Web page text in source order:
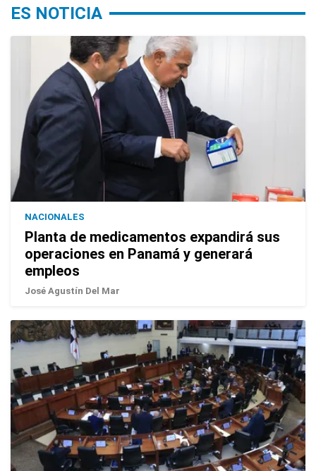
ES NOTICIA
NACIONALES
Planta de medicamentos expandirá sus
operaciones en Panamá y generará
empleos
José Agustín Del Mar